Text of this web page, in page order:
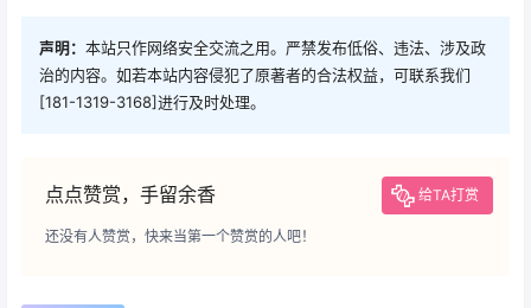
声明： 本站只作网络安全交流之用。严禁发布低俗、违法、涉及政
治的内容。如若本站内容侵犯了原著者的合法权益，可联系我们
[181-1319-3168]进行及时处理。
点点赞赏，手留余香 给TA打赏
还没有人赞赏，快来当第一个赞赏的人吧！